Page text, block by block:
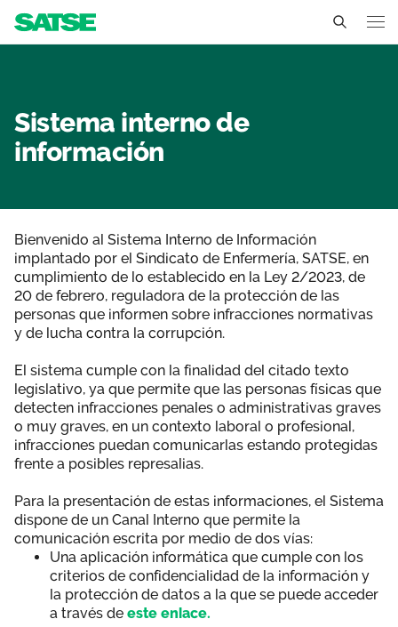
Conócenos
Un sindicato profesional e independiente
Estructura organizativa
Transparencia
Nuestro trabajo
Secciones sindicales
Qué ofrecemos
Servicios
Ventajas
Actualidad
Temas
Noticias
Sala de prensa
Empleo
Documentos
Publicaciones
Vídeos
Contáctanos
Área privada
Únete
Sistema interno de
información
Bienvenido al Sistema Interno de Información
implantado por el Sindicato de Enfermería, SATSE, en
cumplimiento de lo establecido en la Ley 2/2023, de
20 de febrero, reguladora de la protección de las
personas que informen sobre infracciones normativas
y de lucha contra la corrupción.
El sistema cumple con la finalidad del citado texto
legislativo, ya que permite que las personas físicas que
detecten infracciones penales o administrativas graves
o muy graves, en un contexto laboral o profesional,
infracciones puedan comunicarlas estando protegidas
frente a posibles represalias.
Para la presentación de estas informaciones, el Sistema
dispone de un Canal Interno que permite la
comunicación escrita por medio de dos vías:
Una aplicación informática que cumple con los
criterios de confidencialidad de la información y
la protección de datos a la que se puede acceder
a través de este enlace.